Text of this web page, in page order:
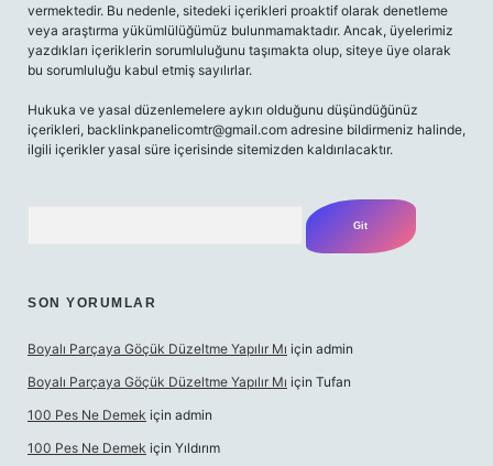
vermektedir. Bu nedenle, sitedeki içerikleri proaktif olarak denetleme
veya araştırma yükümlülüğümüz bulunmamaktadır. Ancak, üyelerimiz
yazdıkları içeriklerin sorumluluğunu taşımakta olup, siteye üye olarak
bu sorumluluğu kabul etmiş sayılırlar.
Hukuka ve yasal düzenlemelere aykırı olduğunu düşündüğünüz
içerikleri, backlinkpanelicomtr@gmail.com adresine bildirmeniz halinde,
ilgili içerikler yasal süre içerisinde sitemizden kaldırılacaktır.
SON YORUMLAR
Boyalı Parçaya Göçük Düzeltme Yapılır Mı için admin
Boyalı Parçaya Göçük Düzeltme Yapılır Mı için Tufan
100 Pes Ne Demek için admin
100 Pes Ne Demek için Yıldırım